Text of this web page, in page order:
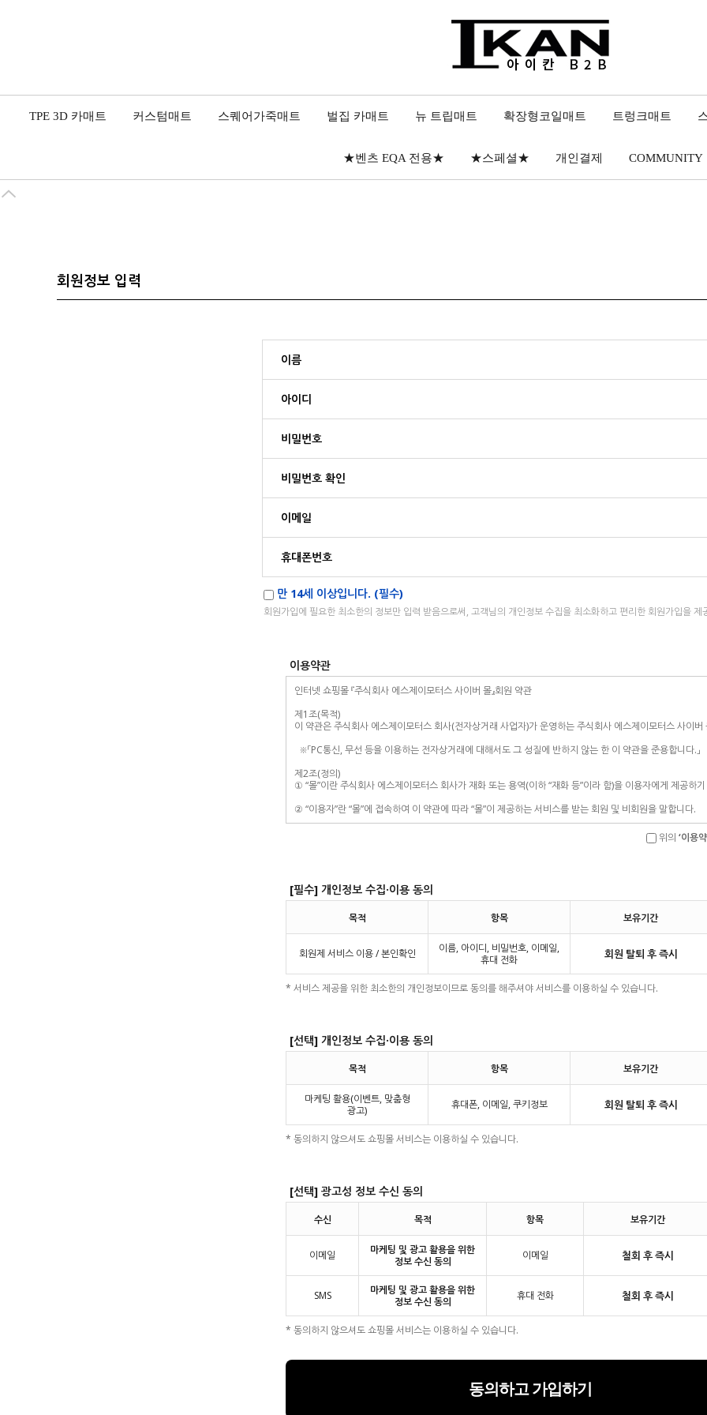
TPE 3D 카매트 커스텀매트 스퀘어가죽매트 벌집 카매트 뉴 트립매트 확장형코일매트 트렁크매트
★벤츠 EQA 전용★ ★스페셜★ 개인결제 COMMUNITY
회원정보 입력
이름
아이디
비밀번호
비밀번호 확인
이메일
휴대폰번호
만 14세 이상입니다. (필수)
회원가입에 필요한 최소한의 정보만 입력 받음으로써, 고객님의 개인정보 수집을 최소화하고 편리한 회원가입을 제
이용약관
위의 ‘이용
[필수] 개인정보 수집·이용 동의
목적 항목 보유기간
회원제 서비스 이용 / 본인확인
이름, 아이디, 비밀번호, 이메일,
휴대 전화
회원 탈퇴 후 즉시
* 서비스 제공을 위한 최소한의 개인정보이므로 동의를 해주셔야 서비스를 이용하실 수 있습니다.
[선택] 개인정보 수집·이용 동의
목적 항목 보유기간
마케팅 활용(이벤트, 맞춤형
광고)
휴대폰, 이메일, 쿠키정보 회원 탈퇴 후 즉시
* 동의하지 않으셔도 쇼핑몰 서비스는 이용하실 수 있습니다.
[선택] 광고성 정보 수신 동의
수신 목적 항목 보유기간
이메일
마케팅 및 광고 활용을 위한
정보 수신 동의
이메일 철회 후 즉시
SMS
마케팅 및 광고 활용을 위한
정보 수신 동의
휴대 전화 철회 후 즉시
* 동의하지 않으셔도 쇼핑몰 서비스는 이용하실 수 있습니다.
동의하고 가입하기